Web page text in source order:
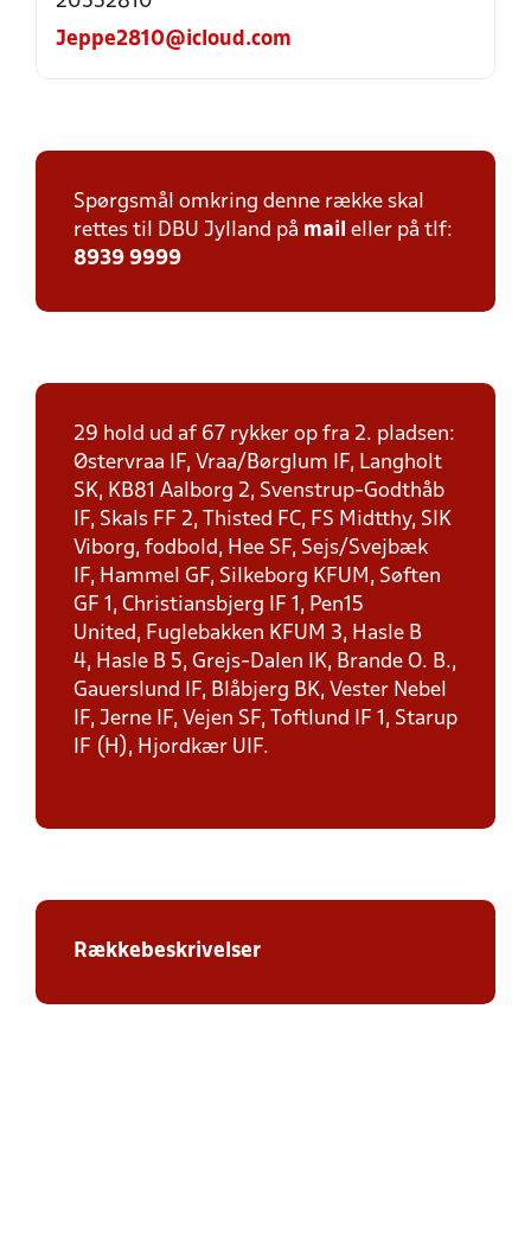
Jeppe2810@icloud.com
Spørgsmål omkring denne række skal
rettes til DBU Jylland på mail eller på tlf:
8939 9999
29 hold ud af 67 rykker op fra 2. pladsen:
Østervraa IF, Vraa/Børglum IF, Langholt
SK, KB81 Aalborg 2, Svenstrup-Godthåb
IF, Skals FF 2, Thisted FC, FS Midtthy, SIK
Viborg, fodbold, Hee SF, Sejs/Svejbæk
IF, Hammel GF, Silkeborg KFUM, Søften
GF 1, Christiansbjerg IF 1, Pen15
United, Fuglebakken KFUM 3, Hasle B
4, Hasle B 5, Grejs-Dalen IK, Brande O. B.,
Gauerslund IF, Blåbjerg BK, Vester Nebel
IF, Jerne IF, Vejen SF, Toftlund IF 1, Starup
IF (H), Hjordkær UIF.
Rækkebeskrivelser